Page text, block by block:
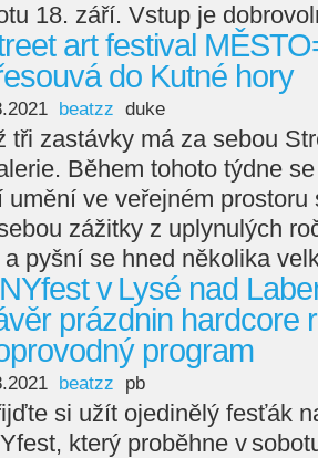
18. září. Vstup je
art festival
do Kutné hory
beatzz duke
tři zastávky má za sebou
Během tohoto týdne
umění ve veřejném prostoru
zážitky z uplynulých
pyšní se hned několika
v Lysé nad
prázdnin hardcore
program
beatzz pb
si užít ojedinělý fesťák
který proběhne v